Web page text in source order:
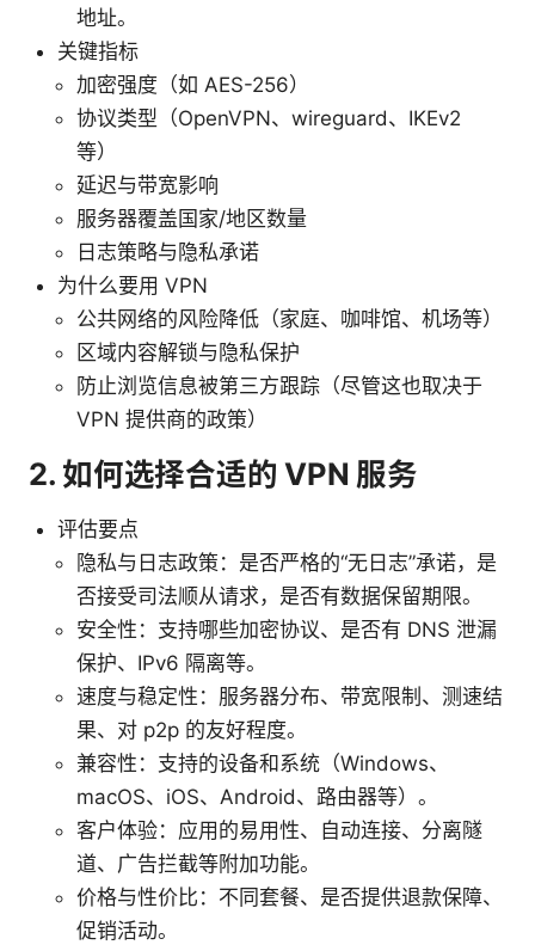
地址。
关键指标
加密强度（如 AES-256）
协议类型（OpenVPN、wireguard、IKEv2
等）
延迟与带宽影响
服务器覆盖国家/地区数量
日志策略与隐私承诺
为什么要用 VPN
公共网络的风险降低（家庭、咖啡馆、机场等）
区域内容解锁与隐私保护
防止浏览信息被第三方跟踪（尽管这也取决于
VPN 提供商的政策）
2. 如何选择合适的 VPN 服务
评估要点
隐私与日志政策：是否严格的“无日志”承诺，是
否接受司法顺从请求，是否有数据保留期限。
安全性：支持哪些加密协议、是否有 DNS 泄漏
保护、IPv6 隔离等。
速度与稳定性：服务器分布、带宽限制、测速结
果、对 p2p 的友好程度。
兼容性：支持的设备和系统（Windows、
macOS、iOS、Android、路由器等）。
客户体验：应用的易用性、自动连接、分离隧
道、广告拦截等附加功能。
价格与性价比：不同套餐、是否提供退款保障、
促销活动。